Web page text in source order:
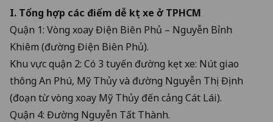
I. Tổng hợp các điểm dễ kẹt xe ở TPHCM
Quận 1: Vòng xoay Điện Biên Phủ – Nguyễn Bỉnh
Khiêm (đường Điện Biên Phủ).
Khu vực quận 2: Có 3 tuyến đường kẹt xe: Nút giao
thông An Phú, Mỹ Thủy và đường Nguyễn Thị Định
(đoạn từ vòng xoay Mỹ Thủy đến cảng Cát Lái).
Quận 4: Đường Nguyễn Tất Thành.